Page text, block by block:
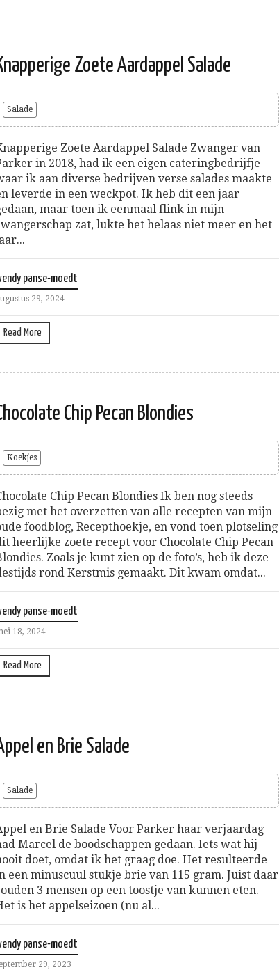
Zoete Aardappel Salade
Salade
Zoete Aardappel Salade Zwanger van
in 2018, had ik een eigen cateringbedrijfje
ik aan diverse bedrijven verse salades maakte
leverde in een weckpot. Ik heb dit een jaar
maar toen ik eenmaal flink in mijn
zat, lukte het helaas niet meer en het
panse-moedt
29, 2024
Read More
Chip Pecan Blondies
Koekjes
Chip Pecan Blondies Ik ben nog steeds
met het overzetten van alle recepten van mijn
foodblog, Recepthoekje, en vond toen plotseling
heerlijke zoete recept voor Chocolate Chip Pecan
Zoals je kunt zien op de foto’s, heb ik deze
rond Kerstmis gemaakt. Dit kwam omdat...
panse-moedt
18, 2024
Read More
en Brie Salade
Salade
en Brie Salade Voor Parker haar verjaardag
Marcel de boodschappen gedaan. Iets wat hij
doet, omdat ik het graag doe. Het resulteerde
een minuscuul stukje brie van 115 gram. Juist daar
3 mensen op een toostje van kunnen eten.
is het appelseizoen (nu al...
panse-moedt
29, 2023